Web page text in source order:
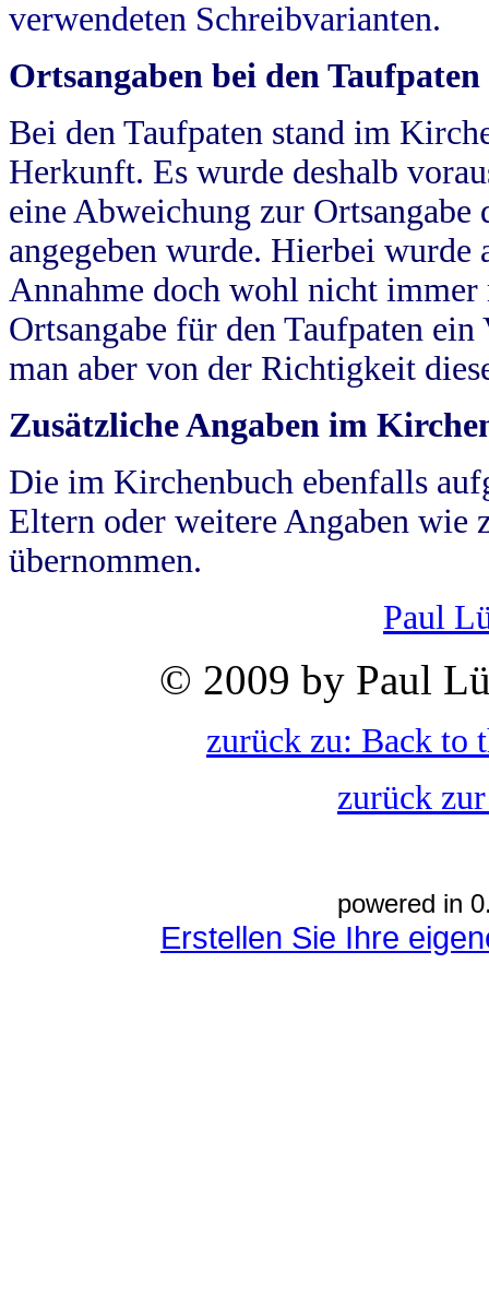
verwendeten Schreibvarianten.
Ortsangaben bei den Taufpaten
Bei den Taufpaten stand im
Herkunft. Es wurde deshalb
eine Abweichung zur
angegeben wurde. Hierbei wurde
Annahme doch wohl nicht
Ortsangabe für den Taufpaten
man aber von der Richtigkeit
Zusätzliche Angaben im
Die im Kirchenbuch ebenfalls
Eltern oder weitere Angaben wie
übernommen.
Paul
© 2009 by Paul
zurück zu: Back to
zurück
powered in
Erstellen Sie Ihre